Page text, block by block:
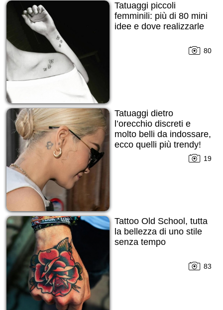
Tatuaggi piccoli
femminili: più di 80 mini
idee e dove realizzarle
80
Tatuaggi dietro
l’orecchio discreti e
molto belli da indossare,
ecco quelli più trendy!
19
Tattoo Old School, tutta
la bellezza di uno stile
senza tempo
83